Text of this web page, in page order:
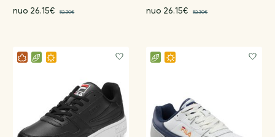
nuo 26.15€ 52.30€ nuo 26.15€ 52.30€